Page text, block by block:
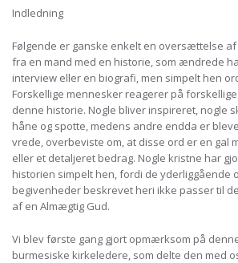
Indledning
Følgende er ganske enkelt en oversættelse
fra en mand med en historie, som ændrede
interview eller en biografi, men simpelt hen
Forskellige mennesker reagerer på
denne historie. Nogle bliver inspireret, nogle
håne og spotte, medens andre endda er
vrede, overbeviste om, at disse ord er en gal
eller et detaljeret bedrag. Nogle kristne har
historien simpelt hen, fordi de yderliggående
begivenheder beskrevet heri ikke passer til
af en Almægtig Gud.
Vi blev første gang gjort opmærksom på
burmesiske kirkeledere, som delte den med